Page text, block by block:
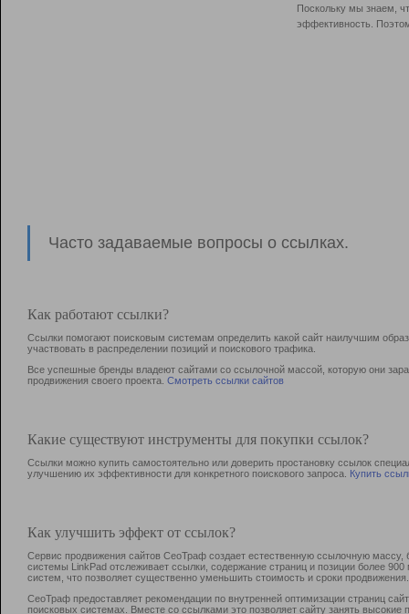
Поскольку мы знаем,
эффективность.
Часто задаваемые вопросы о ссылках.
Как работают ссылки?
Ссылки помогают поисковым системам определить какой сайт наилучшим
участвовать в раcпределении позиций и поискового трафика.
Все успешные бренды владеют сайтами со ссылочной массой, которую они
продвижения своего проекта. Смотреть ссылки сайтов
Какие существуют инструменты для покупки ссылок?
Ссылки можно купить самостоятельно или доверить простановку ссылок
улучшению их эффективности для конкретного поискового запроса. Купить
Как улучшить эффект от ссылок?
Сервис продвижения сайтов СеоТраф создает естественную ссылочную
системы LinkPad отслеживает ссылки, содержание страниц и позиции более
систем, что позволяет существенно уменьшить стоимость и сроки продвижения.
СеоТраф предоставляет рекомендации по внутренней оптимизации страниц
поисковых системах. Вместе со ссылками это позволяет сайту занять